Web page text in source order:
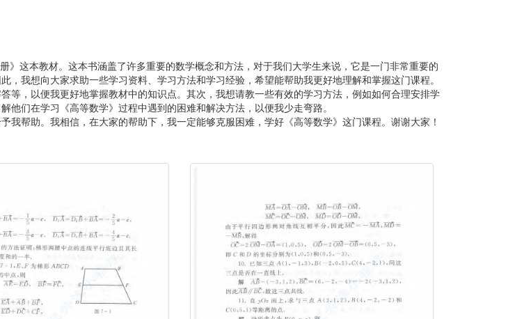
这本教材。这本书涵盖了许多重要的数学概念和方法，对于我们大学生来说，它是一门非常重要的
我想向大家求助一些学习资料、学习方法和学习经验，希望能帮助我更好地理解和掌握这门课程。
等，以便我更好地掌握教材中的知识点。其次，我想请教一些有效的学习方法，例如如何合理安排学
们在学习《高等数学》过程中遇到的困难和解决方法，以便我少走弯路。
帮助。我相信，在大家的帮助下，我一定能够克服困难，学好《高等数学》这门课程。谢谢大家！